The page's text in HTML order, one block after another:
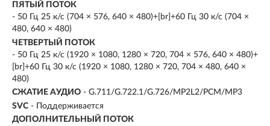
ПЯТЫЙ ПОТОК
- 50 Гц 25 к/с (704 × 576, 640 × 480)+[br]+60 Гц 30 к/с (704 ×
480, 640 × 480)
ЧЕТВЕРТЫЙ ПОТОК
- 50 Гц 25 к/с (1920 × 1080, 1280 × 720, 704 × 576, 640 × 480)+
[br]+60 Гц 30 к/с (1920 × 1080, 1280 × 720, 704 × 480, 640 ×
480)
СЖАТИЕ АУДИО - G.711/G.722.1/G.726/MP2L2/PCM/MP3
SVC - Поддерживается
ДОПОЛНИТЕЛЬНЫЙ ПОТОК